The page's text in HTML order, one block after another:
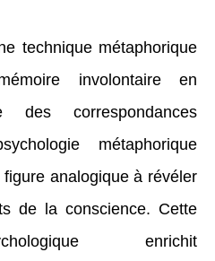
technique métaphorique
involontaire en
des correspondances
métaphorique
analogique à révéler
de la conscience. Cette
enrichit